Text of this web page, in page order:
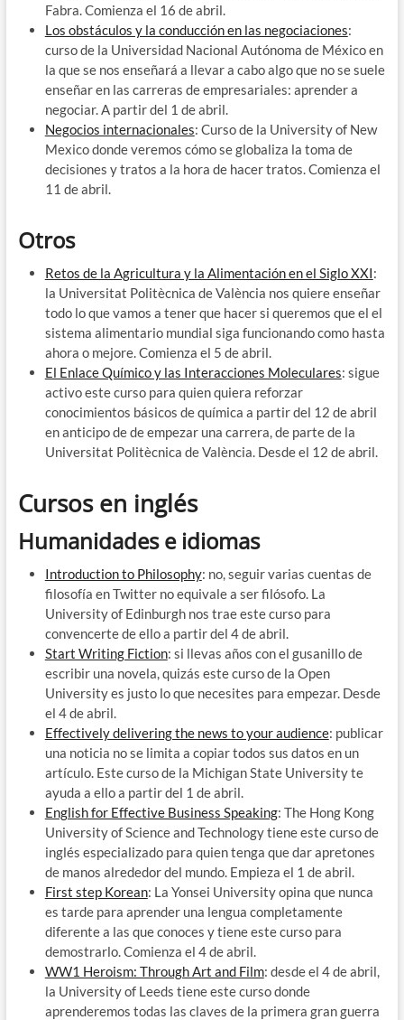
Fabra. Comienza el 16 de abril.
Los obstáculos y la conducción en las negociaciones:
curso de la Universidad Nacional Autónoma de México en
la que se nos enseñará a llevar a cabo algo que no se suele
enseñar en las carreras de empresariales: aprender a
negociar. A partir del 1 de abril.
Negocios internacionales: Curso de la University of New
Mexico donde veremos cómo se globaliza la toma de
decisiones y tratos a la hora de hacer tratos. Comienza el
11 de abril.
Otros
Retos de la Agricultura y la Alimentación en el Siglo XXI:
la Universitat Politècnica de València nos quiere enseñar
todo lo que vamos a tener que hacer si queremos que el el
sistema alimentario mundial siga funcionando como hasta
ahora o mejore. Comienza el 5 de abril.
El Enlace Químico y las Interacciones Moleculares: sigue
activo este curso para quien quiera reforzar
conocimientos básicos de química a partir del 12 de abril
en anticipo de de empezar una carrera, de parte de la
Universitat Politècnica de València. Desde el 12 de abril.
Cursos en inglés
Humanidades e idiomas
Introduction to Philosophy: no, seguir varias cuentas de
filosofía en Twitter no equivale a ser filósofo. La
University of Edinburgh nos trae este curso para
convencerte de ello a partir del 4 de abril.
Start Writing Fiction: si llevas años con el gusanillo de
escribir una novela, quizás este curso de la Open
University es justo lo que necesites para empezar. Desde
el 4 de abril.
Effectively delivering the news to your audience: publicar
una noticia no se limita a copiar todos sus datos en un
artículo. Este curso de la Michigan State University te
ayuda a ello a partir del 1 de abril.
English for Effective Business Speaking: The Hong Kong
University of Science and Technology tiene este curso de
inglés especializado para quien tenga que dar apretones
de manos alrededor del mundo. Empieza el 1 de abril.
First step Korean: La Yonsei University opina que nunca
es tarde para aprender una lengua completamente
diferente a las que conoces y tiene este curso para
demostrarlo. Comienza el 4 de abril.
WW1 Heroism: Through Art and Film: desde el 4 de abril,
la University of Leeds tiene este curso donde
aprenderemos todas las claves de la primera gran guerra